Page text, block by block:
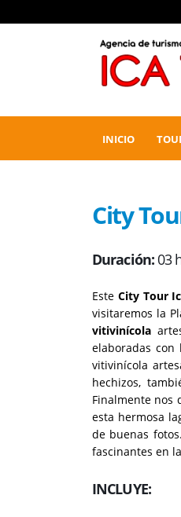
INICIO
City
Duración:03
Este City Tour
visitaremos la
vitivinícola
elaboradas
vitivinícola
hechizos,
Finalmente nos
esta hermosa
de buenas
fascinantes en
INCLUYE: